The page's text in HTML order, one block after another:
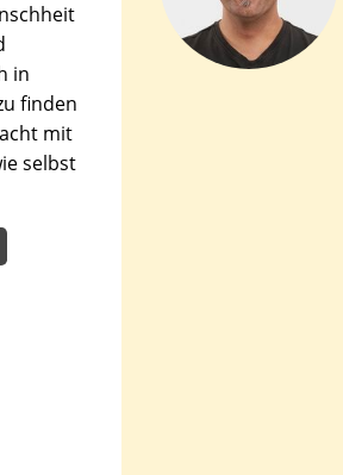
in
finden
mit
selbst